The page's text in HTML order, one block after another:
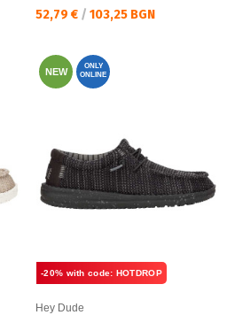
Текуща цена:
52,79 € / 103,25 BGN
NEW
ONLY
ONLINE
-20% with code: HOTDROP
Hey Dude